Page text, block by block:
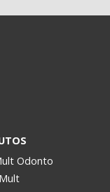
grande aposta da
para
dos
passou a oferecer
Odonto